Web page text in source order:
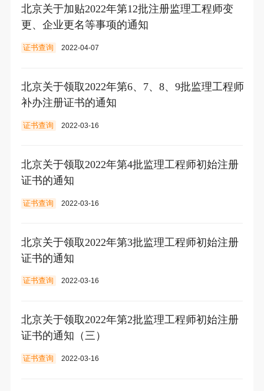
北京关于加贴2022年第12批注册监理工程师变
更、企业更名等事项的通知
证书查询 2022-04-07
北京关于领取2022年第6、7、8、9批监理工程师
补办注册证书的通知
证书查询 2022-03-16
北京关于领取2022年第4批监理工程师初始注册
证书的通知
证书查询 2022-03-16
北京关于领取2022年第3批监理工程师初始注册
证书的通知
证书查询 2022-03-16
北京关于领取2022年第2批监理工程师初始注册
证书的通知（三）
证书查询 2022-03-16